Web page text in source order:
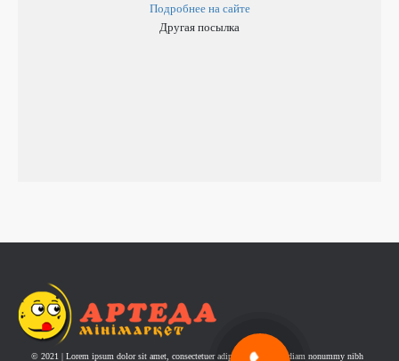
Подробнее на сайте
Другая посылка
© 2021 | Lorem ipsum dolor sit amet, consectetuer adipiscing elit, sed diam nonummy nibh